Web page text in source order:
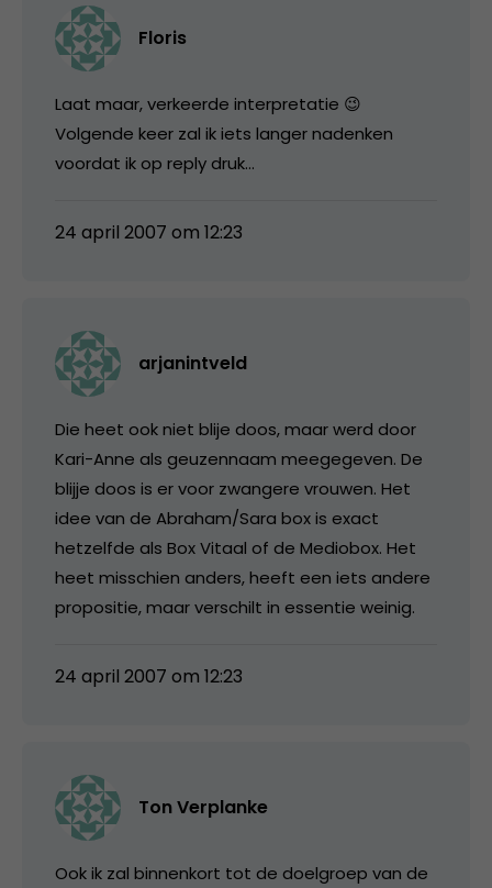
Floris
Laat maar, verkeerde interpretatie 😉
Volgende keer zal ik iets langer nadenken
voordat ik op reply druk…
24 april 2007 om 12:23
arjanintveld
Die heet ook niet blije doos, maar werd door
Kari-Anne als geuzennaam meegegeven. De
blijje doos is er voor zwangere vrouwen. Het
idee van de Abraham/Sara box is exact
hetzelfde als Box Vitaal of de Mediobox. Het
heet misschien anders, heeft een iets andere
propositie, maar verschilt in essentie weinig.
24 april 2007 om 12:23
Ton Verplanke
Ook ik zal binnenkort tot de doelgroep van de